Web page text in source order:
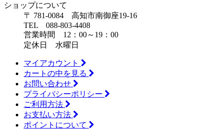
ショップについて
〒 781-0084 高知市南御座19-16
TEL 088-803-4408
営業時間 12：00～19：00
定休日 水曜日
マイアカウント
カートの中を見る
お問い合わせ
プライバシーポリシー
ご利用方法
お支払い方法
ポイントについて